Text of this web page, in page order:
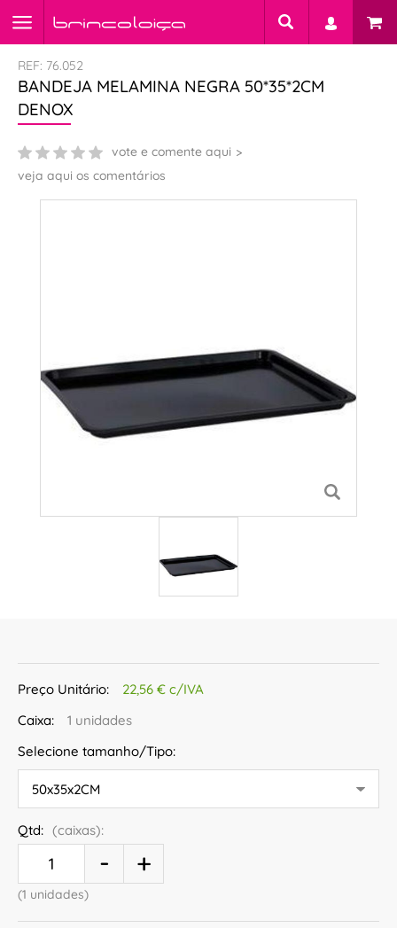
REF: 76.052
BANDEJA MELAMINA NEGRA 50*35*2CM
DENOX
vote e comente aqui
veja aqui os comentários
Preço Unitário:
22,56 € c/IVA
Caixa:
1 unidades
Selecione tamanho/Tipo:
Qtd: (caixas):
(1 unidades)